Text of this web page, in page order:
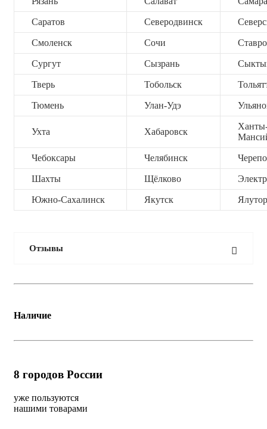
Саратов Северодвинск
Смоленск Сочи
Сургут Сызрань
Тверь Тобольск
Тюмень Улан-Удэ
Ухта Хабаровск
Чебоксары Челябинск
Шахты Щёлково
Южно-Сахалинск Якутск
Отзывы
Наличие
8 городов России
уже пользуются
нашими товарами